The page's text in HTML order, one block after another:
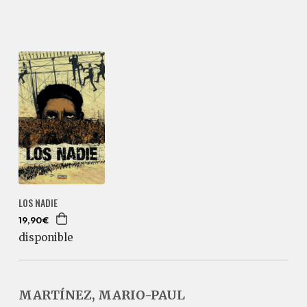
LOS NADIE
19,90€
disponible
MARTÍNEZ, MARIO-PAUL